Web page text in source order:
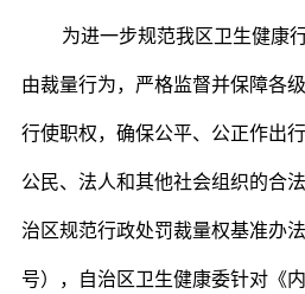
为进一步规范我区卫生健康
由裁量行为，严格监督并保障各
行使职权，确保公平、公正作出
公民、法人和其他社会组织的合
治区规范行政处罚裁量权基准办
号），自治区卫生健康委针对《